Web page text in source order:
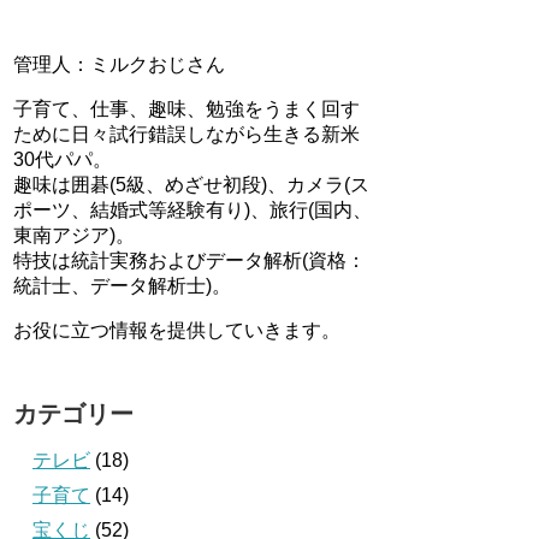
管理人：ミルクおじさん
子育て、仕事、趣味、勉強をうまく回す
ために日々試行錯誤しながら生きる新米
30代パパ。
趣味は囲碁(5級、めざせ初段)、カメラ(ス
ポーツ、結婚式等経験有り)、旅行(国内、
東南アジア)。
特技は統計実務およびデータ解析(資格：
統計士、データ解析士)。
お役に立つ情報を提供していきます。
カテゴリー
テレビ (18)
子育て (14)
宝くじ (52)